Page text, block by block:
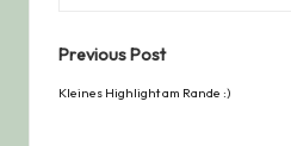
Post
navigation
Previous Post
Kleines Highlight am Rande :)